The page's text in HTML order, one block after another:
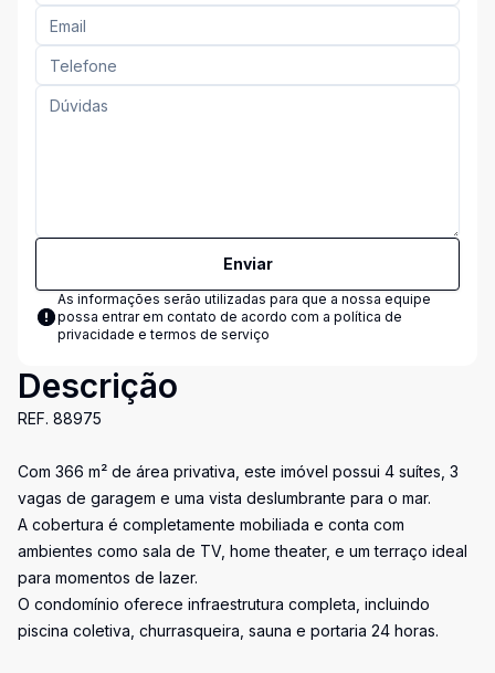
Enviar
As informações serão utilizadas para que a nossa equipe
possa entrar em contato de acordo com a política de
privacidade e termos de serviço
Descrição
REF. 88975
Com 366 m² de área privativa, este imóvel possui 4 suítes, 3
vagas de garagem e uma vista deslumbrante para o mar.
A cobertura é completamente mobiliada e conta com
ambientes como sala de TV, home theater, e um terraço ideal
para momentos de lazer.
O condomínio oferece infraestrutura completa, incluindo
piscina coletiva, churrasqueira, sauna e portaria 24 horas.